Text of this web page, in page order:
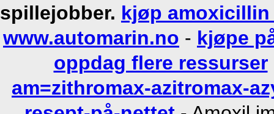
spillejobber. kjøp
www.automarin.no - kjøpe
oppdag flere ressurser
am=zithromax-azitromax-